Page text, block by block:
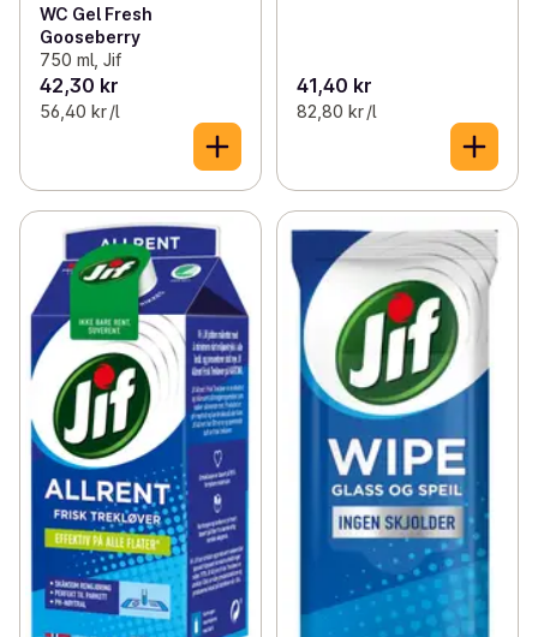
WC Gel Fresh
Gooseberry
750 ml, Jif
42,30 kr
56,40 kr /l
41,40 kr
82,80 kr /l